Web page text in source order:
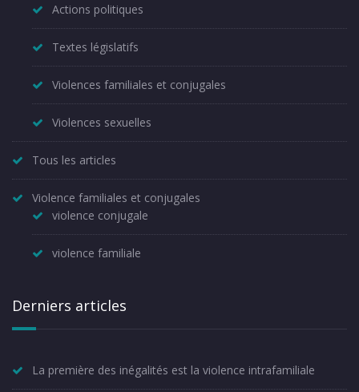
Actions politiques
Textes législatifs
Violences familiales et conjugales
Violences sexuelles
Tous les articles
Violence familiales et conjugales
violence conjugale
violence familiale
Derniers articles
La première des inégalités est la violence intrafamiliale